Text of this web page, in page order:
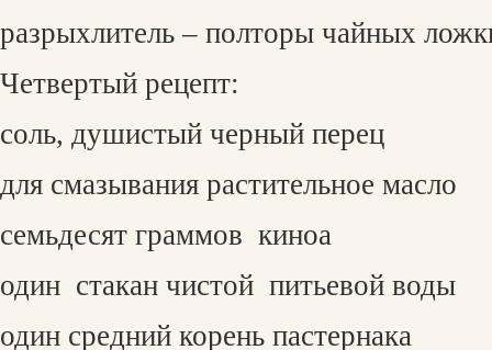
разрыхлитель – полторы чайных
Четвертый рецепт:
соль, душистый черный перец
для смазывания растительное масло
семьдесят граммов киноа
один стакан чистой питьевой воды
один средний корень пастернака